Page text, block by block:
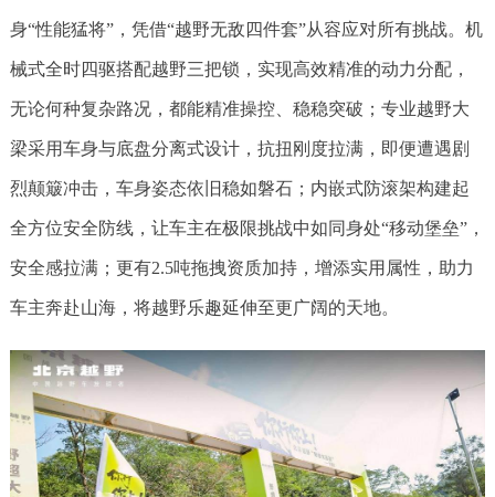
身“性能猛将”，凭借“越野无敌四件套”从容应对所有挑战。机
械式全时四驱搭配越野三把锁，实现高效精准的动力分配，
无论何种复杂路况，都能精准操控、稳稳突破；专业越野大
梁采用车身与底盘分离式设计，抗扭刚度拉满，即便遭遇剧
烈颠簸冲击，车身姿态依旧稳如磐石；内嵌式防滚架构建起
全方位安全防线，让车主在极限挑战中如同身处“移动堡垒”，
安全感拉满；更有2.5吨拖拽资质加持，增添实用属性，助力
车主奔赴山海，将越野乐趣延伸至更广阔的天地。